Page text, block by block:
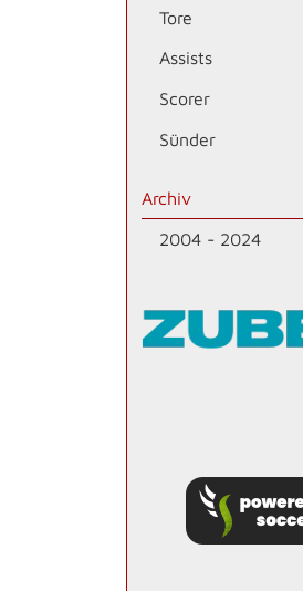
Tore
Assists
Scorer
Sünder
Archiv
2004 - 2024